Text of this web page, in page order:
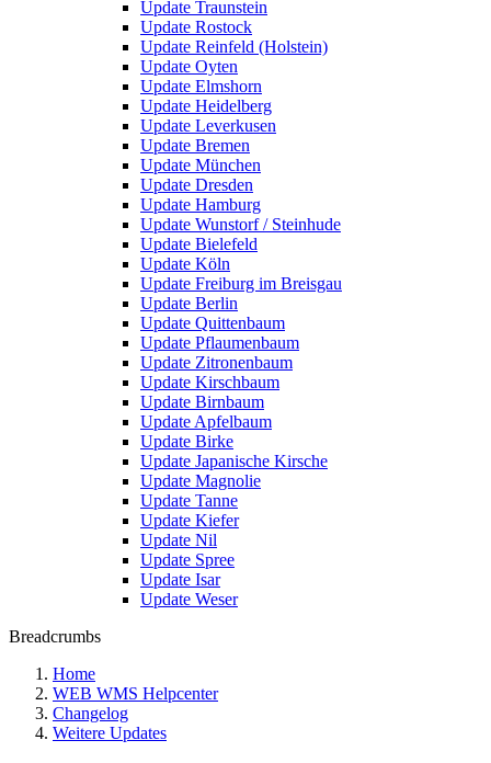
Update Traunstein
Update Rostock
Update Reinfeld (Holstein)
Update Oyten
Update Elmshorn
Update Heidelberg
Update Leverkusen
Update Bremen
Update München
Update Dresden
Update Hamburg
Update Wunstorf / Steinhude
Update Bielefeld
Update Köln
Update Freiburg im Breisgau
Update Berlin
Update Quittenbaum
Update Pflaumenbaum
Update Zitronenbaum
Update Kirschbaum
Update Birnbaum
Update Apfelbaum
Update Birke
Update Japanische Kirsche
Update Magnolie
Update Tanne
Update Kiefer
Update Nil
Update Spree
Update Isar
Update Weser
Breadcrumbs
Home
WEB WMS Helpcenter
Changelog
Weitere Updates